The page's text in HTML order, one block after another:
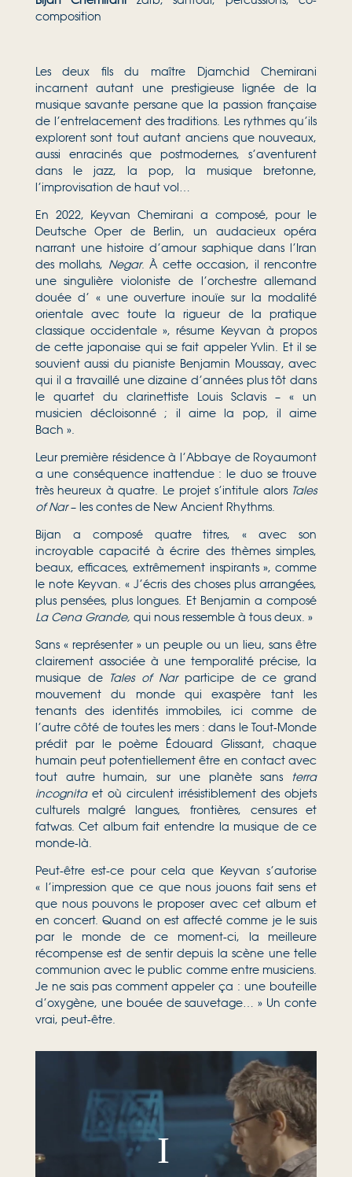
composition
Les deux fils du maître Djamchid Chemirani
incarnent autant une prestigieuse lignée de la
musique savante persane que la passion française
de l’entrelacement des traditions. Les rythmes qu’ils
explorent sont tout autant anciens que nouveaux,
aussi enracinés que postmodernes, s’aventurent
dans le jazz, la pop, la musique bretonne,
l’improvisation de haut vol…
En 2022, Keyvan Chemirani a composé, pour le
Deutsche Oper de Berlin, un audacieux opéra
narrant une histoire d’amour saphique dans l’Iran
des mollahs, Negar. À cette occasion, il rencontre
une singulière violoniste de l’orchestre allemand
douée d’ « une ouverture inouïe sur la modalité
orientale avec toute la rigueur de la pratique
classique occidentale », résume Keyvan à propos
de cette japonaise qui se fait appeler Yvlin. Et il se
souvient aussi du pianiste Benjamin Moussay, avec
qui il a travaillé une dizaine d’années plus tôt dans
le quartet du clarinettiste Louis Sclavis – « un
musicien décloisonné ; il aime la pop, il aime
Bach ».
Leur première résidence à l’Abbaye de Royaumont
a une conséquence inattendue : le duo se trouve
très heureux à quatre. Le projet s’intitule alors Tales
of Nar– les contes de New Ancient Rhythms.
Bijan a composé quatre titres, « avec son
incroyable capacité à écrire des thèmes simples,
beaux, efficaces, extrêmement inspirants », comme
le note Keyvan. « J’écris des choses plus arrangées,
plus pensées, plus longues. Et Benjamin a composé
La Cena Grande, qui nous ressemble à tous deux. »
Sans « représenter » un peuple ou un lieu, sans être
clairement associée à une temporalité précise, la
musique de Tales of Nar participe de ce grand
mouvement du monde qui exaspère tant les
tenants des identités immobiles, ici comme de
l’autre côté de toutes les mers : dans le Tout-Monde
prédit par le poème Édouard Glissant, chaque
humain peut potentiellement être en contact avec
tout autre humain, sur une planète sans
terra
incognitaet où circulent irrésistiblement des objets
culturels malgré langues, frontières, censures et
fatwas. Cet album fait entendre la musique de ce
monde-là.
Peut-être est-ce pour cela que Keyvan s’autorise
« l’impression que ce que nous jouons fait sens et
que nous pouvons le proposer avec cet album et
en concert. Quand on est affecté comme je le suis
par le monde de ce moment-ci, la meilleure
récompense est de sentir depuis la scène une telle
communion avec le public comme entre musiciens.
Je ne sais pas comment appeler ça : une bouteille
d’oxygène, une bouée de sauvetage… » Un conte
vrai, peut-être.